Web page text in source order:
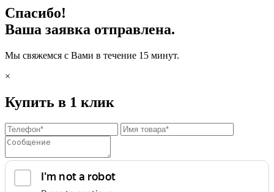
Спасибо!
Ваша заявка отправлена.
Мы свяжемся с Вами в течение 15 минут.
×
Купить в 1 клик